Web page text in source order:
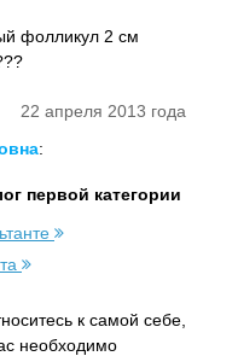
фолликул 2 см
22 апреля 2013 года
:
первой категории
к самой себе,
необходимо